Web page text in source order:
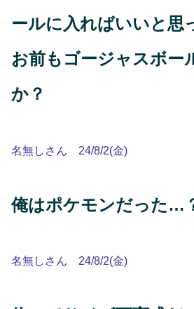
ールに入ればいいと思
お前もゴージャスボー
か？
名無しさん 24/8/2(金)
俺はポケモンだった…
名無しさん 24/8/2(金)